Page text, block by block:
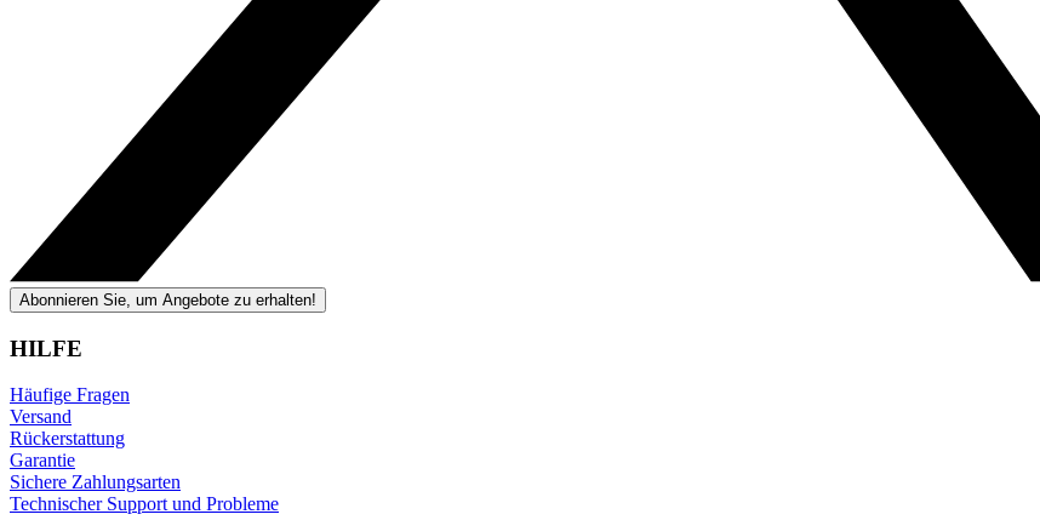
Abonnieren Sie, um Angebote zu erhalten!
HILFE
Häufige Fragen
Versand
Rückerstattung
Garantie
Sichere Zahlungsarten
Technischer Support und Probleme